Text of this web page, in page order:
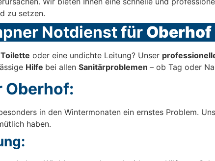
zu setzen.
Notdienst für Oberhof
oder eine undichte Leitung? Unser
Hilfe bei allen Sanitärproblemen – ob Tag oder
Oberhof:
in den Wintermonaten ein ernstes Problem.
haben.